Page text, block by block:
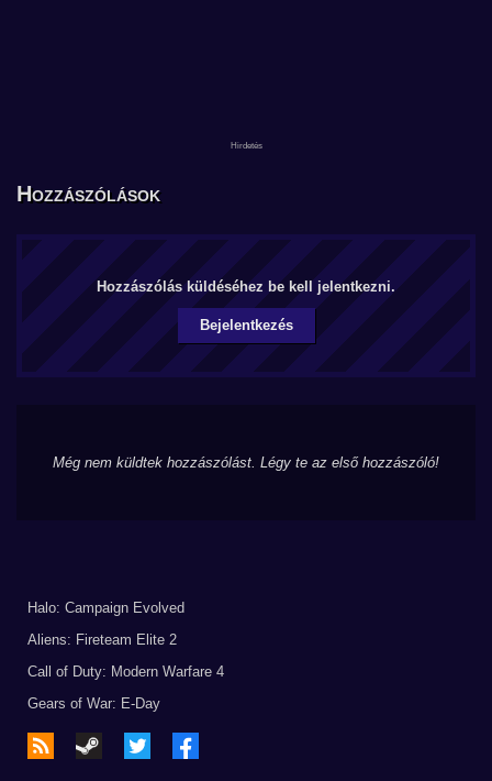
Hozzászólások
Hozzászólás küldéséhez be kell jelentkezni.
Bejelentkezés
Még nem küldtek hozzászólást. Légy te az első hozzászóló!
Halo: Campaign Evolved
Aliens: Fireteam Elite 2
Call of Duty: Modern Warfare 4
Gears of War: E-Day